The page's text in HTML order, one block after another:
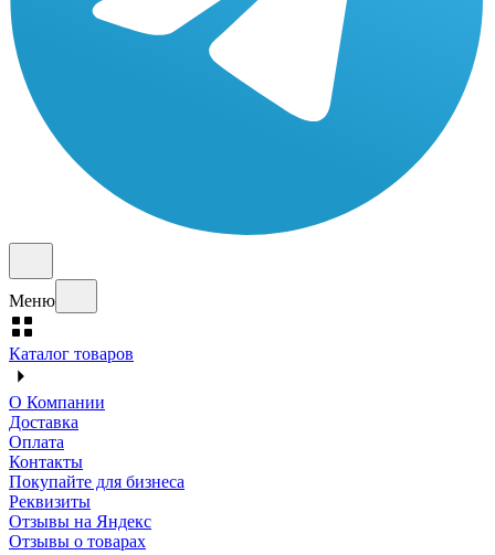
Меню
Каталог товаров
О Компании
Доставка
Оплата
Контакты
Покупайте для бизнеса
Реквизиты
Отзывы на Яндекс
Отзывы о товарах